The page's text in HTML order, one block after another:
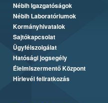
Nébih Igazgatóságok
Nébih Laboratóriumok
Kormányhivatalok
Sajtókapcsolat
Ügyfélszolgálat
Hatósági jogsegély
Élelmiszermentő Központ
Hírlevél feliratkozás